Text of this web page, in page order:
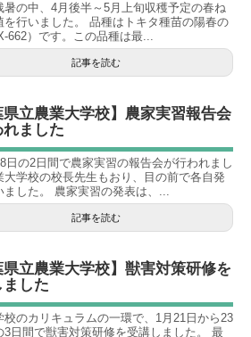
暑の中、4月後半～5月上旬収穫予定の春ね
を行いました。 品種はトキタ種苗の陽春の
662）です。この品種は最...
記事を読む
県立農業大学校】農家実習報告会
ました
日の2日間で農家実習の報告会が行われまし
大学校の校長先生もおり、目の前で各自発
ました。 農家実習の発表は、...
記事を読む
県立農業大学校】獣害対策研修を
した
校のカリキュラムの一環で、1月21日から23
3日間で獣害対策研修を受講しました。 最